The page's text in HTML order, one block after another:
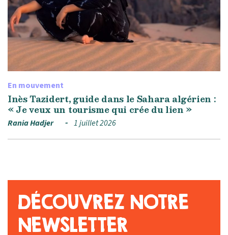
En mouvement
Inès Tazidert, guide dans le Sahara algérien :
« Je veux un tourisme qui crée du lien »
Rania Hadjer 1 juillet 2026
DÉCOUVREZ NOTRE
NEWSLETTER